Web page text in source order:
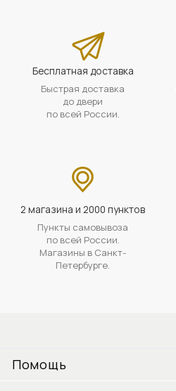
Бесплатная доставка
Быстрая доставка
до двери
по всей России.
2 магазина и 2000 пунктов
Пункты самовывоза
по всей России.
Магазины в Санкт-
Петербурге.
Помощь